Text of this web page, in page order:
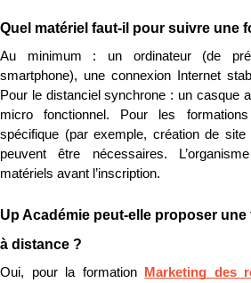
Quel matériel faut-il pour suivre une
Au minimum : un ordinateur (de
smartphone), une connexion Internet
Pour le distanciel synchrone : un casque
micro fonctionnel. Pour les
spécifique (par exemple, création de
peuvent être nécessaires.
matériels avant l’inscription.
Up Académie peut-elle proposer
à distance ?
Oui, pour la formation Marketing des